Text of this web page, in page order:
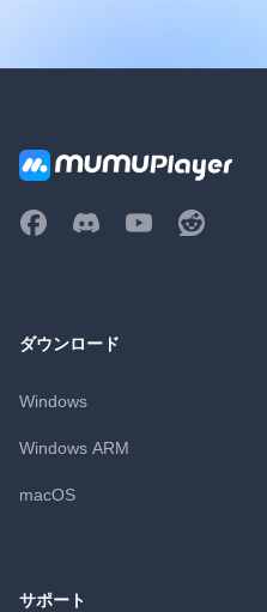
ダウンロード
Windows
Windows ARM
macOS
サポート